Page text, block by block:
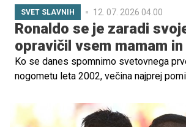
SVET SLAVNIH 12. 07. 2026 04.00
Ronaldo se je zaradi
opravičil vsem mamam
Ko se danes spomnimo svetovnega
nogometu leta 2002, večina najprej
zlato kopačko. A poleg nogometnih
spominu milijonov ljudi ostala še ena